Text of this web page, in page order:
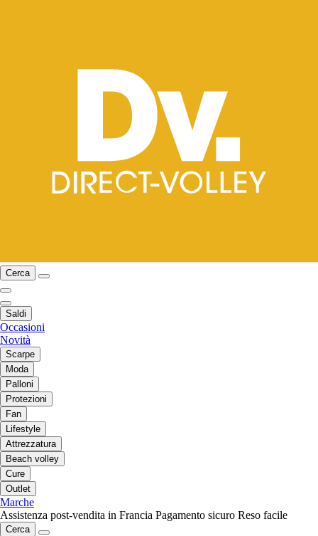
Cerca
Saldi
Occasioni
Novità
Scarpe
Moda
Palloni
Protezioni
Fan
Lifestyle
Attrezzatura
Beach volley
Cure
Outlet
Marche
Assistenza post-vendita in Francia Pagamento sicuro Reso facile
Cerca